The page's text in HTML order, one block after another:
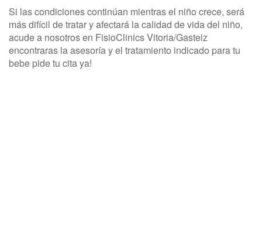
Si las condiciones continúan mientras el niño crece, será
más difícil de tratar y afectará la calidad de vida del niño,
acude a nosotros en FisioClinics Vitoria/Gasteiz
encontraras la asesoría y el tratamiento indicado para tu
bebe pide tu cita ya!